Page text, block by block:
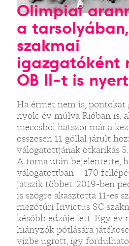
Olimpiai
a tarsolyában,
szakmai
igazgatóként
OB II-t is nyert
Ha érmet nem is,
nyolc év múlva Rióban is,
meccsből hatszor már a
összesen 11 góllal járult
válogatottjának ötkarikás
A torna után bejelentette,
válogatottban – 170
játszik többet. 2019-ben
is szögre akasztotta 11-es
mezőtúri Invictus SC
később edzője lett. Egy év
hiányzók pótlására
vízbe ugrott, így